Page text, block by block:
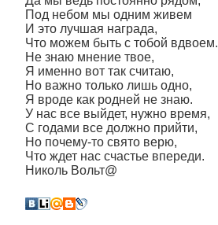
Под небом мы одним живем
И это лучшая награда,
Что можем быть с тобой вдвоем.
Не знаю мнение твое,
Я именно вот так считаю,
Но важно только лишь одно,
Я вроде как родней не знаю.
У нас все выйдет, нужно время,
С годами все должно прийти,
Но почему-то свято верю,
Что ждет нас счастье впереди.
Николь Вольт@